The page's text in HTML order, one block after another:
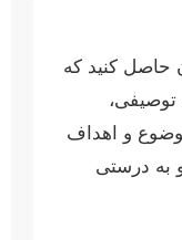
حاصل کنید که
توصیفی،
و اهداف
به درستی